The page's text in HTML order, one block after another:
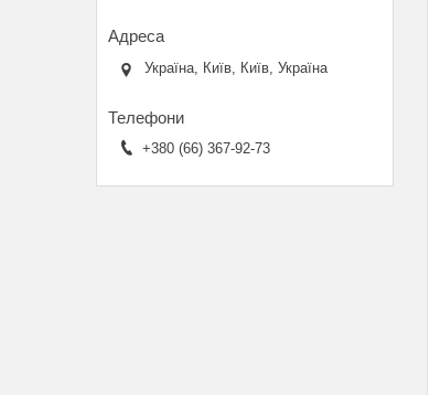
Україна, Київ, Київ, Україна
+380 (66) 367-92-73